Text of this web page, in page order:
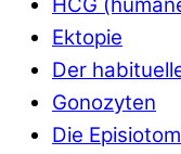
HCG
Ektopie
Der
Gonozyten
Die